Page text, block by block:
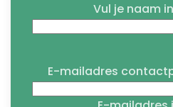
Vul je naam in
E-mailadres